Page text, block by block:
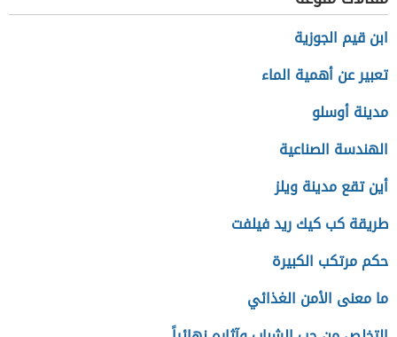
ابن قيم الجوزية
تعبير عن أهمية الماء
مدينة أوسلو
الهندسة الصناعية
أين تقع مدينة ويلز
طريقة كب كيك ريد فيلفت
حكم مرتكب الكبيرة
ما معنى الأمن الغذائي